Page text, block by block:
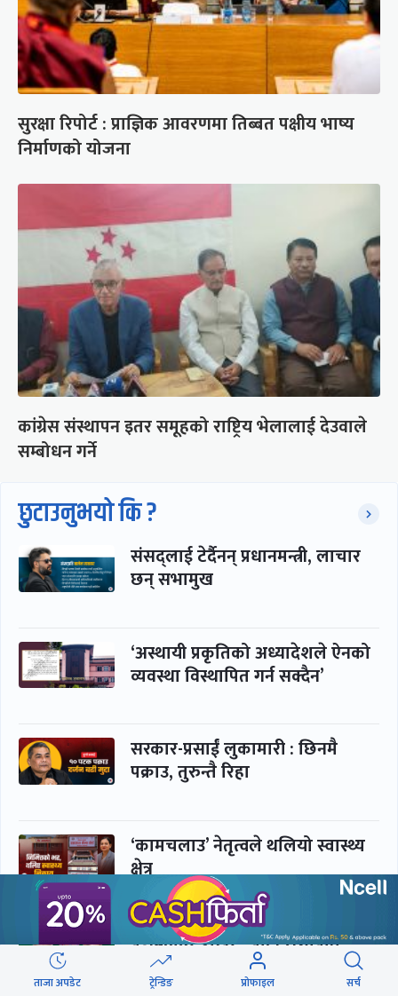
सुरक्षा रिपोर्ट : प्राज्ञिक आवरणमा तिब्बत पक्षीय भाष्य
निर्माणको योजना
कांग्रेस संस्थापन इतर समूहको राष्ट्रिय भेलालाई देउवाले
सम्बोधन गर्ने
छुटाउनुभयो कि ?
संसद्लाई टेर्दैनन् प्रधानमन्त्री, लाचार
छन् सभामुख
‘अस्थायी प्रकृतिको अध्यादेशले ऐनको
व्यवस्था विस्थापित गर्न सक्दैन’
सरकार-प्रसाईं लुकामारी : छिनमै
पक्राउ, तुरुन्तै रिहा
‘कामचलाउ’ नेतृत्वले थलियो स्वास्थ्य
क्षेत्र
पूर्णबहादुर-शेखर : पार्टी सभापति
ताक्थे, विभाजनको संघारमा
शशांकलाई अघि सारे
ताजा अपडेट ट्रेन्डिङ प्रोफाइल सर्च